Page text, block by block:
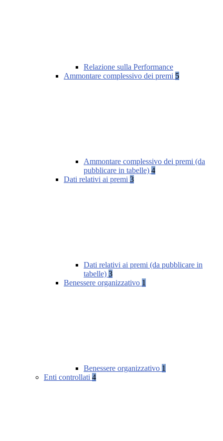
Relazione sulla Performance
Ammontare complessivo dei premi 5
Ammontare complessivo dei premi (da
pubblicare in tabelle) 4
Dati relativi ai premi 3
Dati relativi ai premi (da pubblicare in
tabelle) 3
Benessere organizzativo 1
Benessere organizzativo 1
Enti controllati 4